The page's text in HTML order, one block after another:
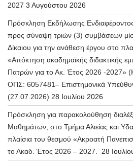
2027 3 Αυγούστου 2026
Πρόσκληση Εκδήλωσης
προς σύναψη τριών (3) συμβάσεων
Δίκαιου για την ανάθεση έργου στο
«Απόκτηση ακαδημαϊκής διδακτικής
Πατρών για το Ακ. Έτος 2026 -2027»
ΟΠΣ: 6057481– Επιστημονικά
(27.07.2026) 28 Ιουλίου 2026
Πρόσκληση για παρακολούθηση
Μαθημάτων, στο Τμήμα Αλιείας και
πλαίσια του θεσμού «Ακροατή
το Ακαδ. Έτος 2026 – 2027.
28